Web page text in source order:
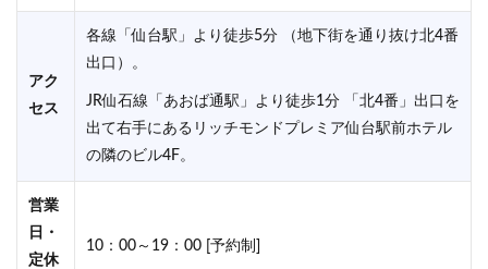
アク
セス
各線「仙台駅」より徒歩5分 （地下街を通り抜け北4番
出口）。
JR仙石線「あおば通駅」より徒歩1分 「北4番」出口を
出て右手にあるリッチモンドプレミア仙台駅前ホテル
の隣のビル4F。
営業
日・
定休
10：00～19：00 [予約制]